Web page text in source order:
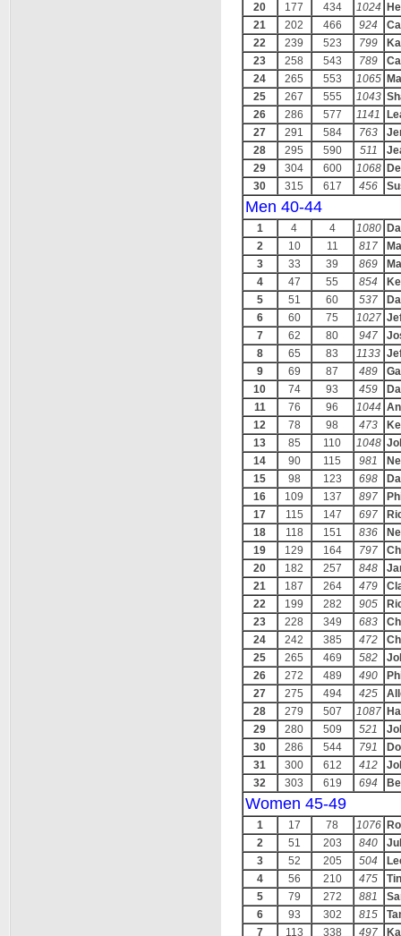
20
177 434 1024
21
202 466 924
22
239 523 799
23
258 543 789
24
265 553 1065
25
267 555 1043
26
286 577 1141
27
291 584 763
28
295 590 511
29
304 600 1068
30
315 617 456
Men 40-44
1 4 4 1080
2
10 11 817
3
33 39 869
4
47 55 854
5
51 60 537
6
60 75 1027
7
62 80 947
8
65 83 1133
9
69 87 489
10
74 93 459
11
76 96 1044
12
78 98 473
13
85 110 1048
14
90 115 981
15
98 123 698
16
109 137 897
17
115 147 697
18
118 151 836
19
129 164 797
20
182 257 848
21
187 264 479
22
199 282 905
23
228 349 683
24
242 385 472
25
265 469 582
26
272 489 490
27
275 494 425
28
279 507 1087
29
280 509 521
30
286 544 791
31
300 612 412
32
303 619 694
Women 45-49
1 17 78 1076
2
51 203 840
3
52 205 504
4
56 210 475
5
79 272 881
6
93 302 815
7
113 338 497